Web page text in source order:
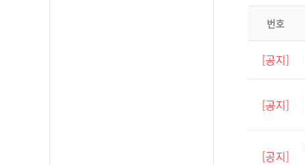
번호
[공지]
[공지]
[공지]